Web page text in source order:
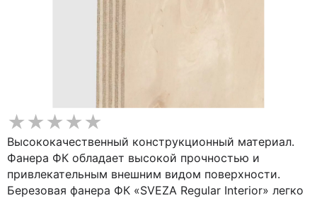
Высококачественный конструкционный материал.
Фанера ФК обладает высокой прочностью и
привлекательным внешним видом поверхности.
Березовая фанера ФК «SVEZA Regular Interior» легко